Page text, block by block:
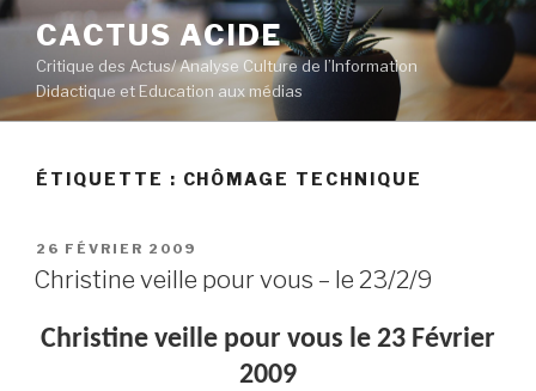
Aller
contenu
principal
CACTUS ACIDE
Critique des Actus/ Analyse Culture de l’Information
Didactique et Education aux médias
ÉTIQUETTE : CHÔMAGE TECHNIQUE
PUBLIÉ
LE
26 FÉVRIER 2009
Christine veille pour vous – le 23/2/9
Christine veille pour vous le 23 Février
2009